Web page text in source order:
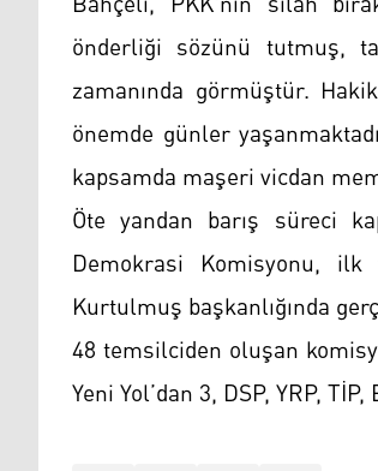
önderliği sözünü tutmuş,
zamanında görmüştür.
önemde günler
kapsamda maşeri vicdan
Öte yandan barış süreci
Demokrasi Komisyonu, ilk
Kurtulmuş başkanlığında
48 temsilciden oluşan
Yeni Yol’dan 3, DSP, YRP,